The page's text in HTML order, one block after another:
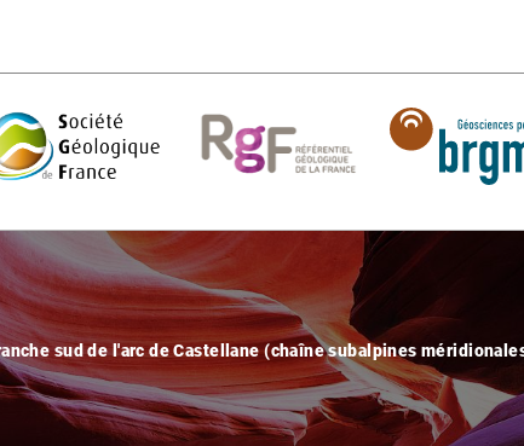
sud de l'arc de Castellane (chaîne subalpines